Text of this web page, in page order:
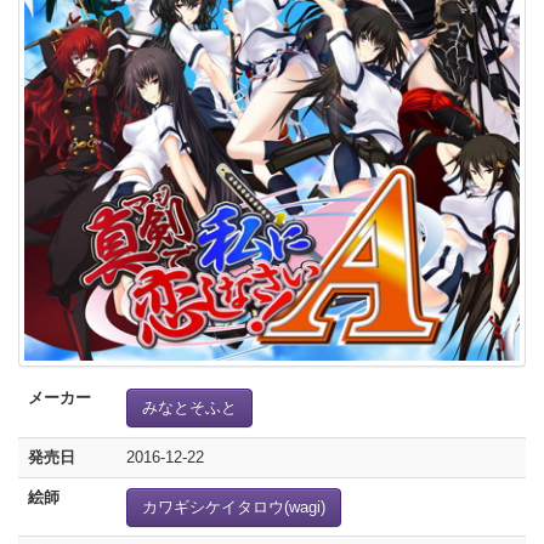
メーカー
みなとそふと
発売日 2016-12-22
絵師
カワギシケイタロウ(wagi)